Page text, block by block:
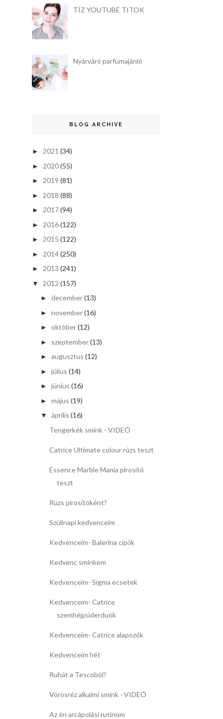
TÍZ YOUTUBE TITOK
Nyárváró parfümajánló
BLOG ARCHIVE
► 2021 (34)
► 2020(55)
► 2019 (81)
► 2018 (88)
► 2017(94)
► 2016(122)
► 2015 (122)
► 2014(250)
► 2013 (241)
▼ 2012 (157)
► december(13)
► november(16)
► október(12)
► szeptember(13)
► augusztus (12)
► július (14)
► június (16)
► május (19)
▼ április (16)
Tengerkék smink - VIDEÓ
Catrice Ultimate colour rúzs teszt
Essence Marble Mania pirosító
teszt
Rúzs pirosítóként?
Szülinapi kedvenceim
Kedvenceim- Balerina cipők
Kedvenc sminkem
Kedvenceim- Sigma ecsetek
Kedvenceim- Catrice
szemhéjpúderduók
Kedvenceim- Catrice alapozók
Kedvenceim hét
Ruhát a Tescoból?
Vörösréz alkalmi smink - VIDEÓ
Az én arcápolási rutinom